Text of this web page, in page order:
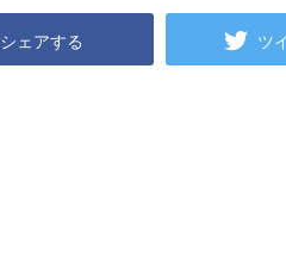
シェアする ツ